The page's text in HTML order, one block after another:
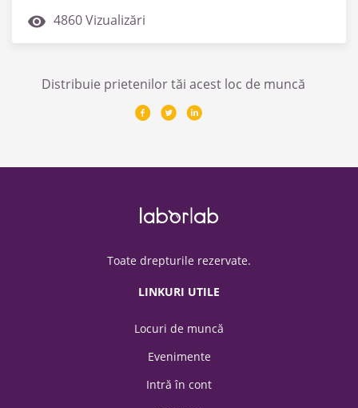
4860 Vizualizări
Distribuie prietenilor tăi acest loc de muncă
Toate drepturile rezervate.
LINKURI UTILE
Locuri de muncă
Evenimente
Intră în cont